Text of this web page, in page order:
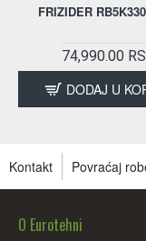
FRIZIDER
74,990.00
DODAJ U
Kontakt Povraćaj
O Eurotehni